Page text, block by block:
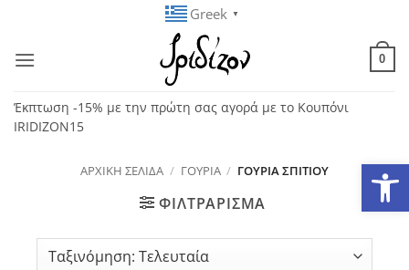
περιεχόμενο
Greek ▼
0
Έκπτωση -15% με την πρώτη σας αγορά με το Κουπόνι
IRIDIZON15
ΑΡΧΙΚΉ ΣΕΛΊΔΑ / ΓΟΎΡΙΑ / ΓΟΎΡΙΑ ΣΠΙΤΙΟΎ
ΦΙΛΤΡΆΡΙΣΜΑ